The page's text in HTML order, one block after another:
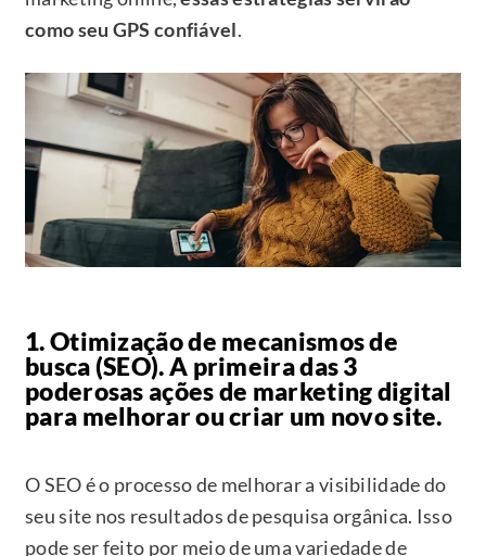
como seu GPS confiável.
1. Otimização de mecanismos de
busca (SEO). A primeira das 3
poderosas ações de marketing digital
para melhorar ou criar um novo site.
O SEO é o processo de melhorar a visibilidade do
seu site nos resultados de pesquisa orgânica. Isso
pode ser feito por meio de uma variedade de